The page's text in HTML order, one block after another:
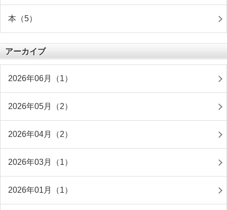
本（5）
アーカイブ
2026年06月（1）
2026年05月（2）
2026年04月（2）
2026年03月（1）
2026年01月（1）